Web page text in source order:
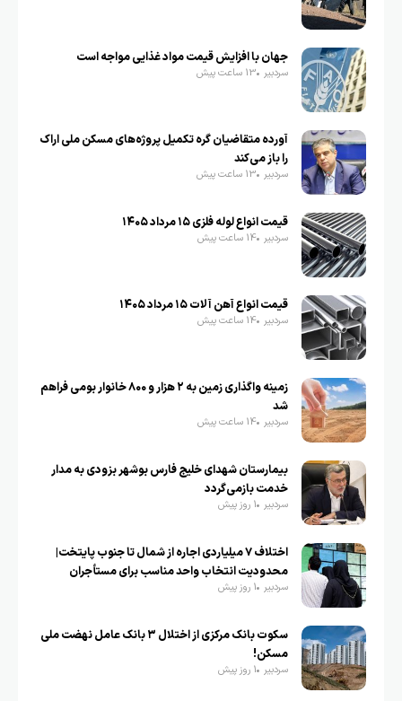
جهان با افزایش قیمت مواد غذایی مواجه است
سردبیر 13 ساعت پیش
آورده متقاضیان گره تکمیل پروژه‌های مسکن ملی اراک
را باز می‌کند
سردبیر 13 ساعت پیش
قیمت انواع لوله فلزی ۱۵ مرداد ۱۴۰۵
سردبیر 14 ساعت پیش
قیمت انواع آهن آلات ۱۵ مرداد ۱۴۰۵
سردبیر 14 ساعت پیش
زمینه واگذاری زمین به ۲ هزار و ۸۰۰ خانوار بومی فراهم
شد
سردبیر 14 ساعت پیش
بیمارستان شهدای خلیج فارس بوشهر بزودی به مدار
خدمت بازمی‌گردد
سردبیر 1 روز پیش
اختلاف ۷ میلیاردی اجاره از شمال تا جنوب پایتخت|
محدودیت انتخاب واحد مناسب برای مستأجران
سردبیر 1 روز پیش
سکوت بانک مرکزی از اختلال ۳ بانک عامل نهضت ملی
مسکن!
سردبیر 1 روز پیش